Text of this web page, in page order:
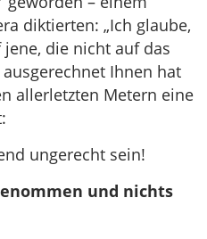
diktierten: „Ich glaube,
die nicht auf das
ausgerechnet Ihnen hat
allerletzten Metern eine
ungerecht sein!
und nichts